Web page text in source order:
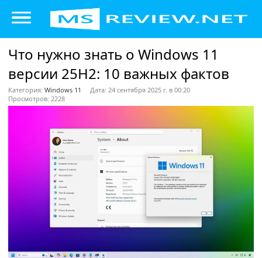
Что нужно знать о Windows 11
версии 25H2: 10 важных фактов
Категория: Windows 11
Дата: 24 сентября 2025 г. в 00:20
Просмотров: 2228